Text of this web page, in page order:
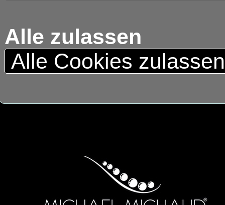
Alle zulassen
Alle Cookies